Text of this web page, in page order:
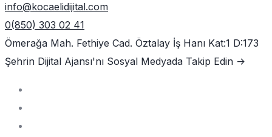
info@kocaelidijital.com
0(850) 303 02 41
Ömerağa Mah. Fethiye Cad. Öztalay İş Hanı Kat:1 D:173
Şehrin Dijital Ajansı'nı Sosyal Medyada Takip Edin ->